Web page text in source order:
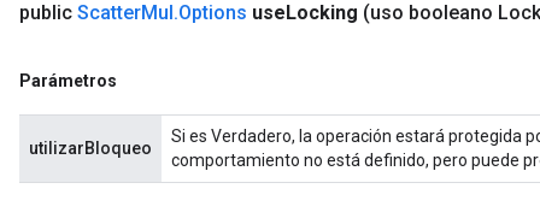
public ScatterMul.Options useLocking (uso booleano
Parámetros
utilizarBloqueo
Si es Verdadero, la operación estará protegida
comportamiento no está definido, pero puede